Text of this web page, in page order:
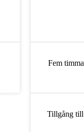
Fem
Tillgång till